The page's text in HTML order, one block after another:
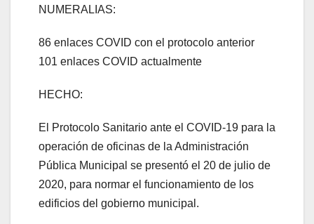
NUMERALIAS:
86 enlaces COVID con el protocolo anterior
101 enlaces COVID actualmente
HECHO:
El Protocolo Sanitario ante el COVID-19 para la
operación de oficinas de la Administración
Pública Municipal se presentó el 20 de julio de
2020, para normar el funcionamiento de los
edificios del gobierno municipal.